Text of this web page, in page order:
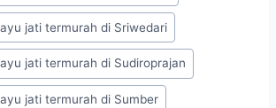
jati termurah di Sriwedari
jati termurah di Sudiroprajan
jati termurah di Sumber